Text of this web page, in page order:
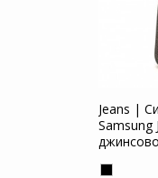
Jeans |
Samsung